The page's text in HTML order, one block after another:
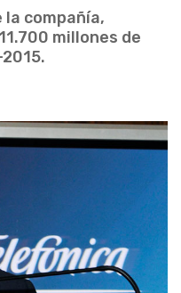
la compañía,
millones de